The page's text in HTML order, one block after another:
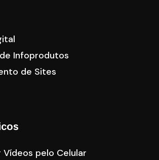
Infoprodutos
de Sites
Vídeos pelo Celular